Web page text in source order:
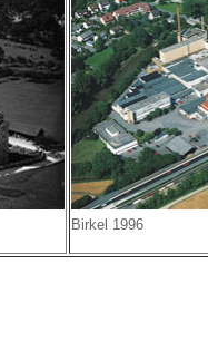
Birkel 1996